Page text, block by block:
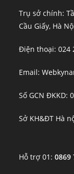
Trụ sở chính:
Cầu Giấy, Hà
Điện thoại: 024
Email:
Số GCN ĐKKD:
Sở KH&ĐT Hà
Hỗ trợ 01:0869